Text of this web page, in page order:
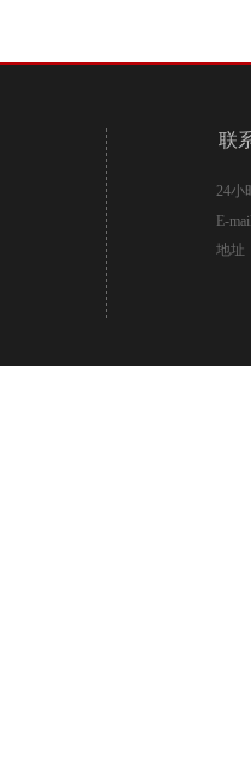
24小
E-
地址
联